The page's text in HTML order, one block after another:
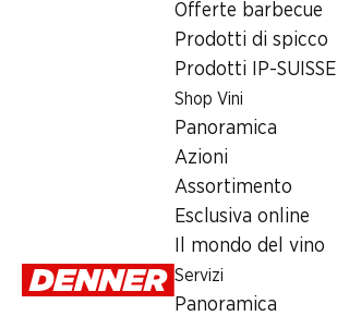
Offerte barbecue
Prodotti di spicco
Prodotti IP-SUISSE
Shop Vini
Panoramica
Azioni
Assortimento
Esclusiva online
Il mondo del vino
Servizi
Panoramica
Offerte per la riapertura
Scarica il PDF
Offerte per la riapertura
Scarica il PDF
Offerte per la riapertura
Scarica il PDF